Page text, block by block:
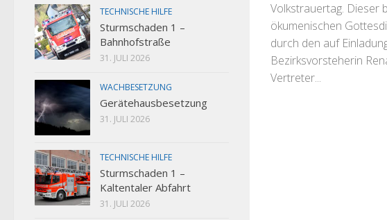
Volkstrauertag. Dieser
ökumenischen
durch den auf
Bezirksvorsteherin
Vertreter...
TECHNISCHE HILFE
Sturmschaden 1 –
Bahnhofstraße
31. JULI 2026
WACHBESETZUNG
Gerätehausbesetzung
31. JULI 2026
TECHNISCHE HILFE
Sturmschaden 1 –
Kaltentaler Abfahrt
31. JULI 2026